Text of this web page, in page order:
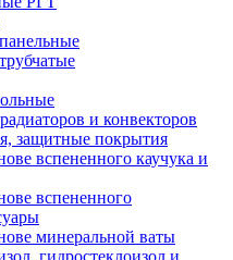
и конвекторов
защитные покрытия
вспененного каучука и
вспененного
минеральной ваты
гидростеклоизол и